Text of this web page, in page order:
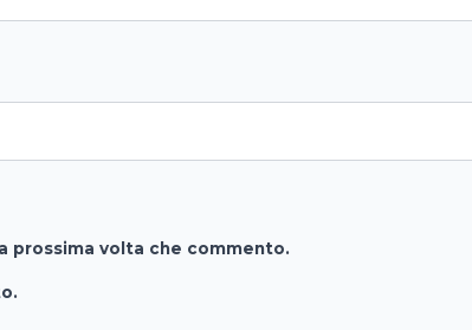
prossima volta che commento.